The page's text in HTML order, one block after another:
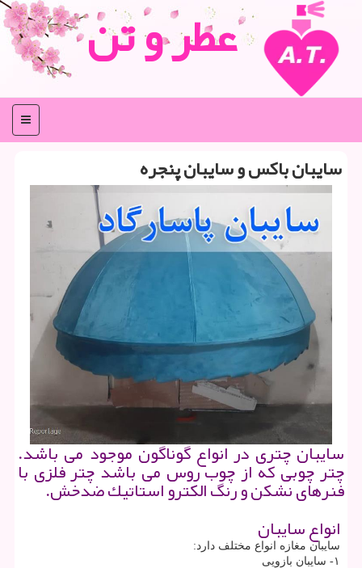
عطر و تن
منو
سایبان باكس و سایبان پنجره
سایبان چتری در انواع گوناگون موجود می باشد.
چتر چوبی كه از چوب روس می باشد چتر فلزی با
فنرهای نشكن و رنگ الكترو استاتیك ضدخش.
انواع سایبان
سایبان مغازه انواع مختلف دارد:
۱- سایبان بازویی